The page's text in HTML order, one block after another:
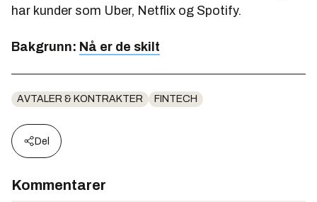
har kunder som Uber, Netflix og Spotify.
Bakgrunn: Nå er de skilt
AVTALER & KONTRAKTER FINTECH
Del
Kommentarer